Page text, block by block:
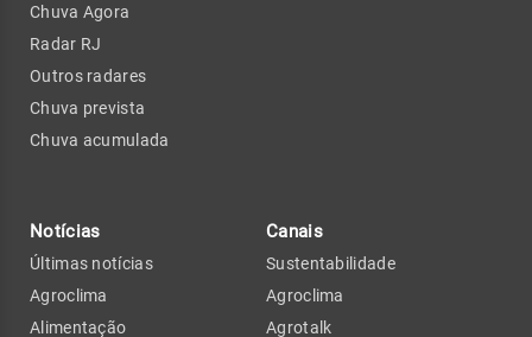
Chuva Agora
Radar RJ
Outros radares
Chuva prevista
Chuva acumulada
Notícias
Últimas notícias
Agroclima
Alimentação
Canais
Sustentabilidade
Agroclima
Agrotalk